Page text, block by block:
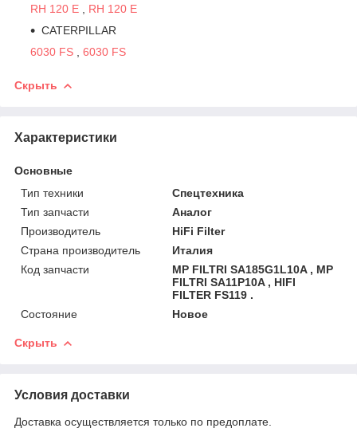
RH 120 E
RH 120 E
CATERPILLAR
6030 FS
6030 FS
Скрыть
Характеристики
Основные
Тип техники
Спецтехника
Тип запчасти
Аналог
Производитель
HiFi Filter
Страна производитель
Италия
Код запчасти
MP FILTRI SA185G1L10A , MP
FILTRI SA11P10A , HIFI
FILTER FS119 .
Состояние
Новое
Скрыть
Условия доставки
Доставка осуществляется только по предоплате.